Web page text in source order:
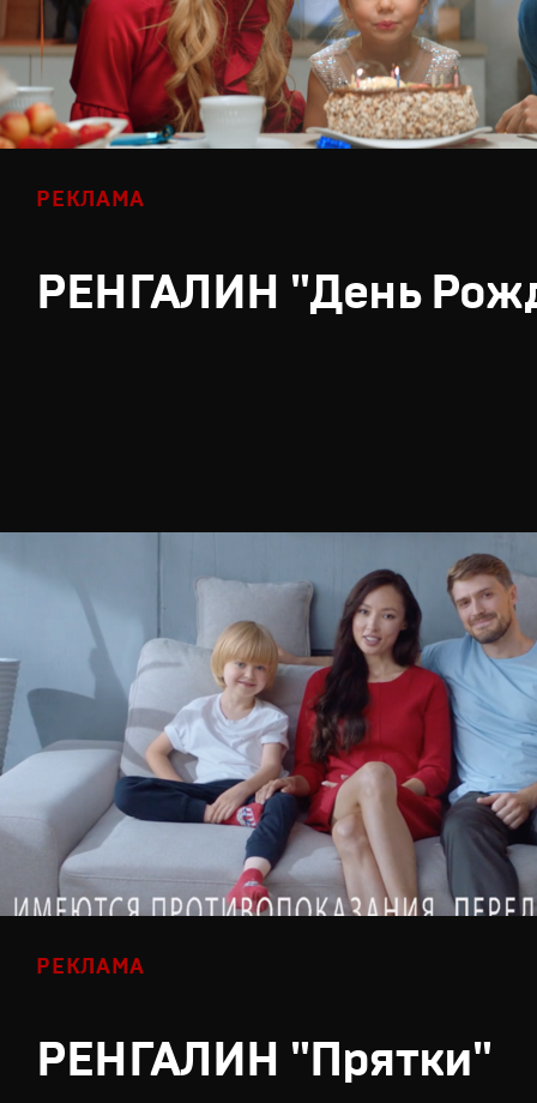
РЕКЛАМА
РЕНГАЛИН "День
РЕКЛАМА
РЕНГАЛИН "Прятки"